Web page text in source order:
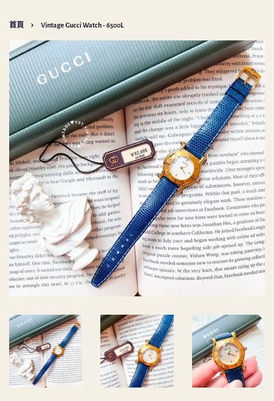
首頁 › Vintage Gucci Watch - 6500L